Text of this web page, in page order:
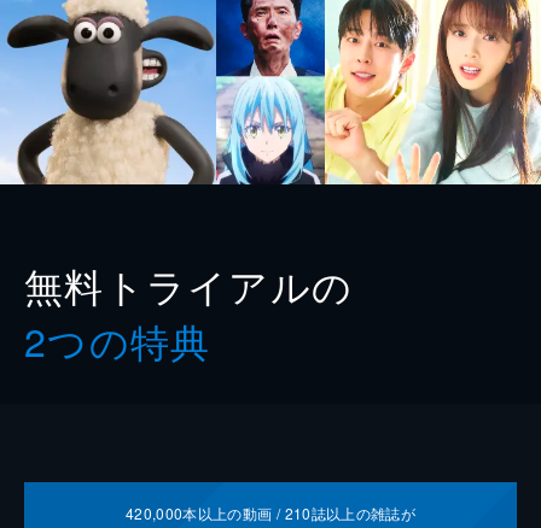
無料トライアルの
2つの特典
420,000本以上の動画 /210誌以上の雑誌が